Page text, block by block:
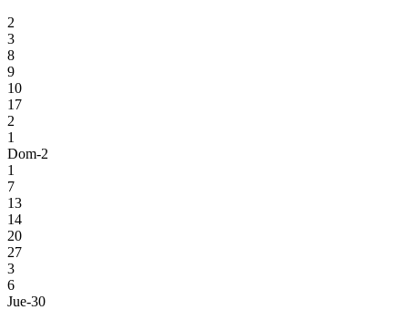
2
3
8
9
10
17
2
1
Dom-2
1
7
13
14
20
27
3
6
Jue-30